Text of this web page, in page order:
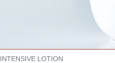
INTENSIVE LOTION